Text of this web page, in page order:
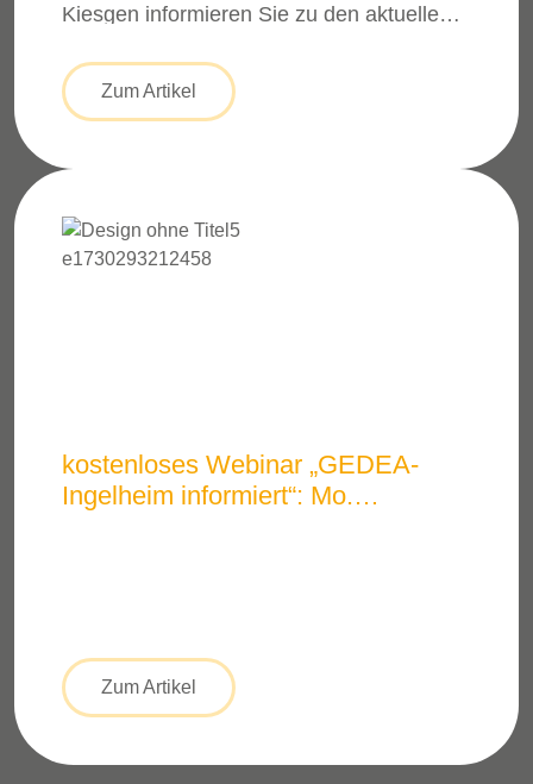
Kiesgen informieren Sie zu den aktuellen
Anschluss mit Ihnen. Wie immer wollen wir
das Thema im Online-Meeting kompakt in
anschließend mit Ihnen diskutieren sowie
im Voraus ist hierzu nicht notwendig. […]
Zum Artikel
kostenloses Webinar „GEDEA-
Ingelheim informiert“: Mo.
Zum Artikel